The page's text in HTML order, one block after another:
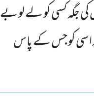
کسی کو لے لو بے
اسی کو جس کے پاس